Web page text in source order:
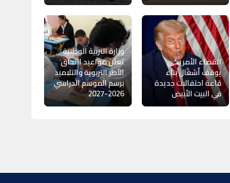
القضاء الأمريكي
يوقف أشغال بناء
قاعة احتفالات جديدة
في البيت الأبيض
وزارة التربية الوطنية
تعلن مواعيد التحاق
الأطر التربوية والتلاميذ
برسم الموسم الدراسي
2026-2027